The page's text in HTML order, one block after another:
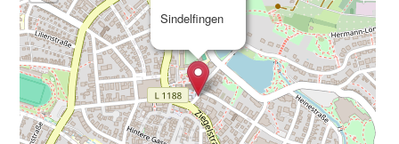
Sindelfingen